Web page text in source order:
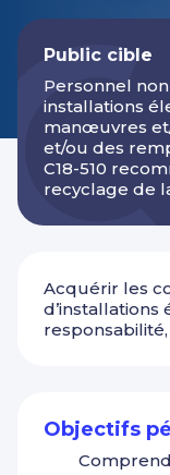
Public cible
Personnel
installations
manœuvres
et/ou des
C18-510
recyclage de
Acquérir les
d’installations
Objectifs